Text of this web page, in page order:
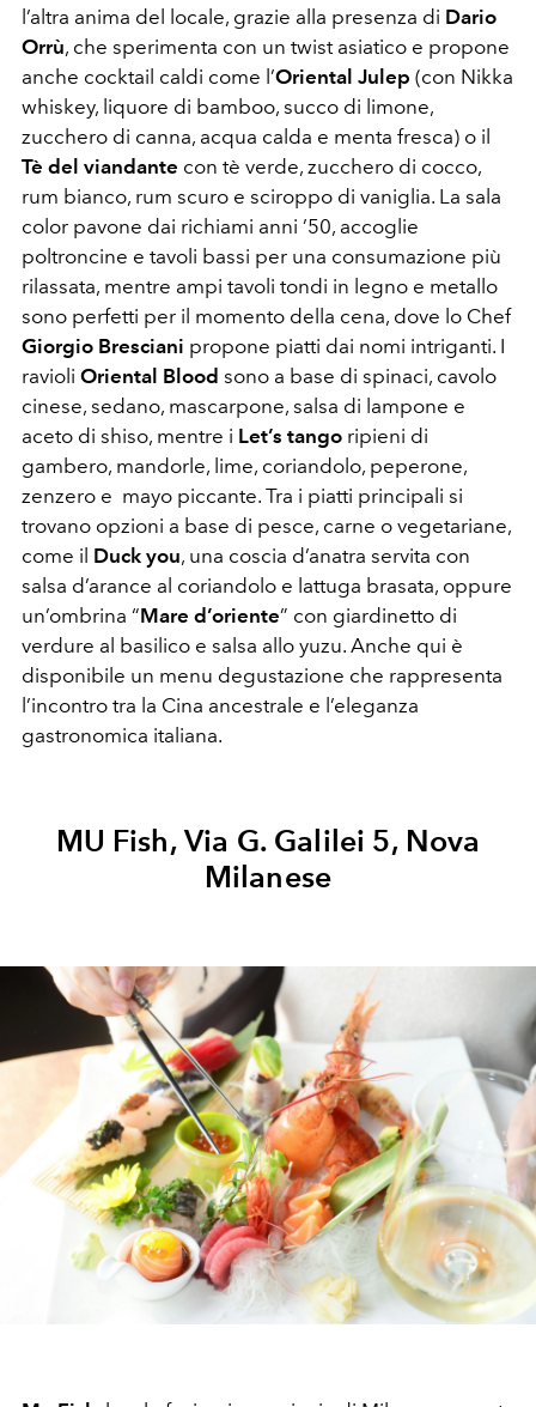
l’altra anima del locale, grazie alla presenza di Dario
Orrù, che sperimenta con un twist asiatico e propone
anche cocktail caldi come l’Oriental Julep (con Nikka
whiskey, liquore di bamboo, succo di limone,
zucchero di canna, acqua calda e menta fresca) o il
Tè del viandante con tè verde, zucchero di cocco,
rum bianco, rum scuro e sciroppo di vaniglia. La sala
color pavone dai richiami anni ’50, accoglie
poltroncine e tavoli bassi per una consumazione più
rilassata, mentre ampi tavoli tondi in legno e metallo
sono perfetti per il momento della cena, dove lo Chef
Giorgio Bresciani propone piatti dai nomi intriganti. I
ravioli Oriental Blood sono a base di spinaci, cavolo
cinese, sedano, mascarpone, salsa di lampone e
aceto di shiso, mentre i Let’s tango ripieni di
gambero, mandorle, lime, coriandolo, peperone,
zenzero e mayo piccante. Tra i piatti principali si
trovano opzioni a base di pesce, carne o vegetariane,
come il Duck you, una coscia d’anatra servita con
salsa d’arance al coriandolo e lattuga brasata, oppure
un’ombrina “Mare d’oriente” con giardinetto di
verdure al basilico e salsa allo yuzu. Anche qui è
disponibile un menu degustazione che rappresenta
l’incontro tra la Cina ancestrale e l’eleganza
gastronomica italiana.
MU Fish, Via G. Galilei 5, Nova
Milanese